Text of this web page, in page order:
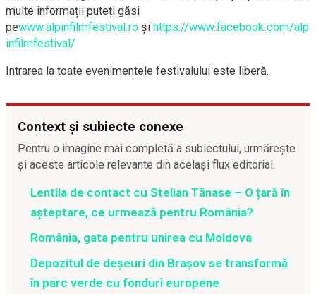
multe informații puteți găsi
pewww.alpinfilmfestival.ro și https://www.facebook.com/alp
infilmfestival/
Intrarea la toate evenimentele festivalului este liberă.
Context și subiecte conexe
Pentru o imagine mai completă a subiectului, urmărește
și aceste articole relevante din același flux editorial.
Lentila de contact cu Stelian Tănase – O țară în
așteptare, ce urmează pentru România?
România, gata pentru unirea cu Moldova
Depozitul de deșeuri din Brașov se transformă
în parc verde cu fonduri europene